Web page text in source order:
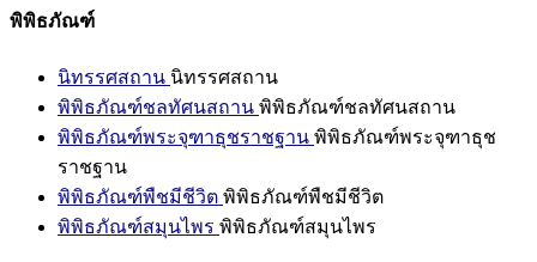
พิพิธภัณฑ์
นิทรรศสถาน นิทรรศสถาน
พิพิธภัณฑ์ชลทัศนสถาน พิพิธภัณฑ์ชลทัศนสถาน
พิพิธภัณฑ์พระจุฑาธุชราชฐาน พิพิธภัณฑ์พระจุฑาธุช
ราชฐาน
พิพิธภัณฑ์พืชมีชีวิต พิพิธภัณฑ์พืชมีชีวิต
พิพิธภัณฑ์สมุนไพร พิพิธภัณฑ์สมุนไพร